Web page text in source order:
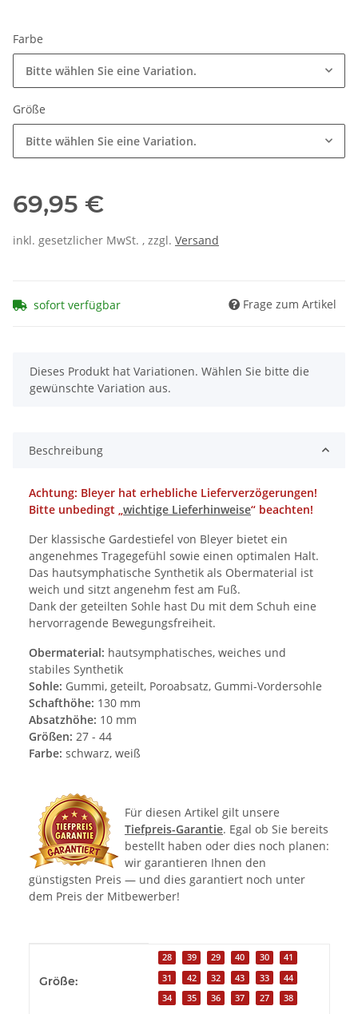
Farbe
Bitte wählen Sie eine Variation.
Größe
Bitte wählen Sie eine Variation.
69,95 €
inkl. gesetzlicher MwSt. , zzgl. Versand
sofort verfügbar Frage zum Artikel
x
Dieses Produkt hat Variationen. Wählen Sie bitte die
gewünschte Variation aus.
Beschreibung
Achtung: Bleyer hat erhebliche Lieferverzögerungen!
Bitte unbedingt „ wichtige Lieferhinweise“ beachten!
Der klassische Gardestiefel von Bleyer bietet ein
angenehmes Tragegefühl sowie einen optimalen Halt.
Das hautsymphatische Synthetik als Obermaterial ist
weich und sitzt angenehm fest am Fuß.
Dank der geteilten Sohle hast Du mit dem Schuh eine
hervorragende Bewegungsfreiheit.
Obermaterial: hautsymphatisches, weiches und
stabiles Synthetik
Sohle: Gummi, geteilt, Poroabsatz, Gummi-Vordersohle
Schafthöhe: 130 mm
Absatzhöhe: 10 mm
Größen: 27 - 44
Farbe: schwarz, weiß
Für diesen Artikel gilt unsere
Tiefpreis-Garantie. Egal ob Sie bereits
bestellt haben oder dies noch planen:
wir garantieren Ihnen den
günstigsten Preis — und dies garantiert noch unter
dem Preis der Mitbewerber!
Größe:
28 39 29 40 30
41
31
42 32 43 33
44
34
35 36 37 27 38